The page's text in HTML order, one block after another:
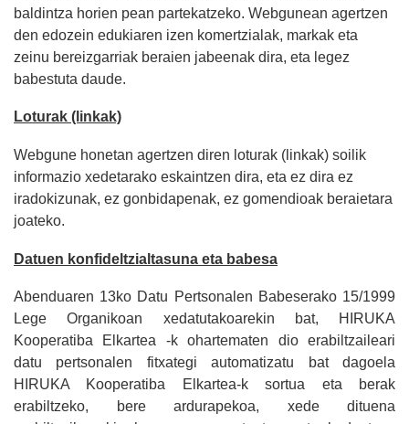
baldintza horien pean partekatzeko. Webgunean agertzen
den edozein edukiaren izen komertzialak, markak eta
zeinu bereizgarriak beraien jabeenak dira, eta legez
babestuta daude.
Loturak (linkak)
Webgune honetan agertzen diren loturak (linkak) soilik
informazio xedetarako eskaintzen dira, eta ez dira ez
iradokizunak, ez gonbidapenak, ez gomendioak beraietara
joateko.
Datuen konfideltzialtasuna eta babesa
Abenduaren 13ko Datu Pertsonalen Babeserako 15/1999
Lege Organikoan xedatutakoarekin bat, HIRUKA
Kooperatiba Elkartea -k ohartematen dio erabiltzaileari
datu pertsonalen fitxategi automatizatu bat dagoela
HIRUKA Kooperatiba Elkartea-k sortua eta berak
erabiltzeko, bere ardurapekoa, xede dituena